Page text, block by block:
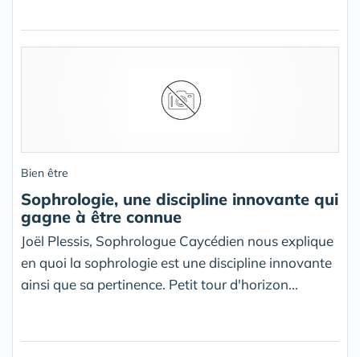
Bien être
Sophrologie, une discipline innovante qui
gagne à être connue
Joël Plessis, Sophrologue Caycédien nous explique
en quoi la sophrologie est une discipline innovante
ainsi que sa pertinence. Petit tour d'horizon...